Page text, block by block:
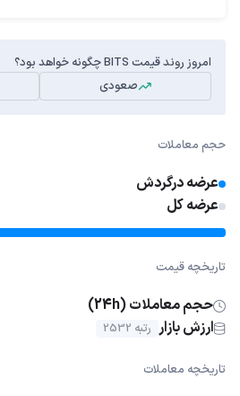
امروز روند قیمت BITS چگونه خواهد بود؟
صعودی
حجم معاملات
عرضه درگردش
عرضه کل
تاریخچه قیمت
حجم معاملات (24h)
ارزش بازار رتبه 2532
تاریخچه معاملات